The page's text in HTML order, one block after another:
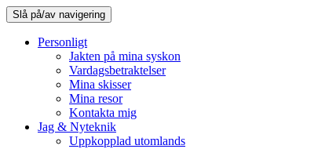
Slå på/av navigering
Personligt
Jakten på mina syskon
Vardagsbetraktelser
Mina skisser
Mina resor
Kontakta mig
Jag & Nyteknik
Uppkopplad utomlands